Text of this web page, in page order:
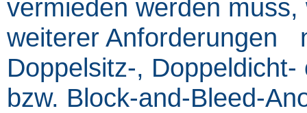
vermieden werden
weiterer Anforderungen
Doppelsitz-,
bzw. Block-and-Bleed-